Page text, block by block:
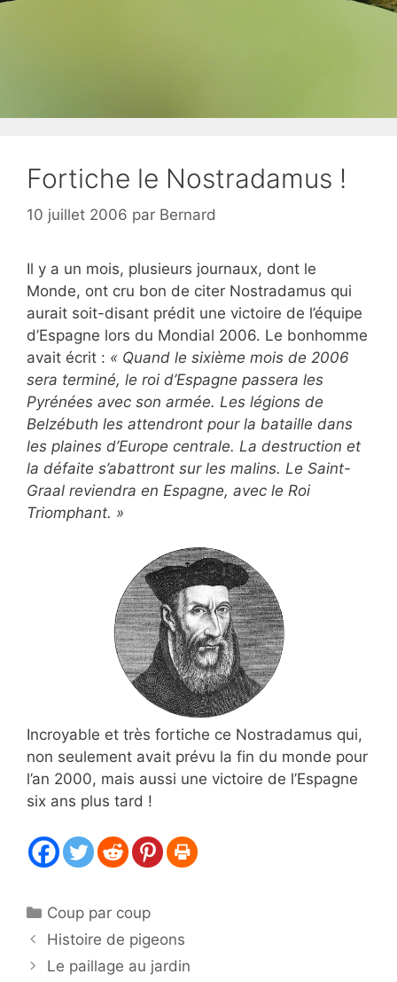
Fortiche le Nostradamus !
10 juillet 2006 par Bernard
Il y a un mois, plusieurs journaux, dont le
Monde, ont cru bon de citer Nostradamus qui
aurait soit-disant prédit une victoire de l’équipe
d’Espagne lors du Mondial 2006. Le bonhomme
avait écrit : « Quand le sixième mois de 2006
sera terminé, le roi d’Espagne passera les
Pyrénées avec son armée. Les légions de
Belzébuth les attendront pour la bataille dans
les plaines d’Europe centrale. La destruction et
la défaite s’abattront sur les malins. Le Saint-
Graal reviendra en Espagne, avec le Roi
Triomphant. »
Incroyable et très fortiche ce Nostradamus qui,
non seulement avait prévu la fin du monde pour
l’an 2000, mais aussi une victoire de l’Espagne
six ans plus tard !
Catégories
Coup par coup
Histoire de pigeons
Le paillage au jardin